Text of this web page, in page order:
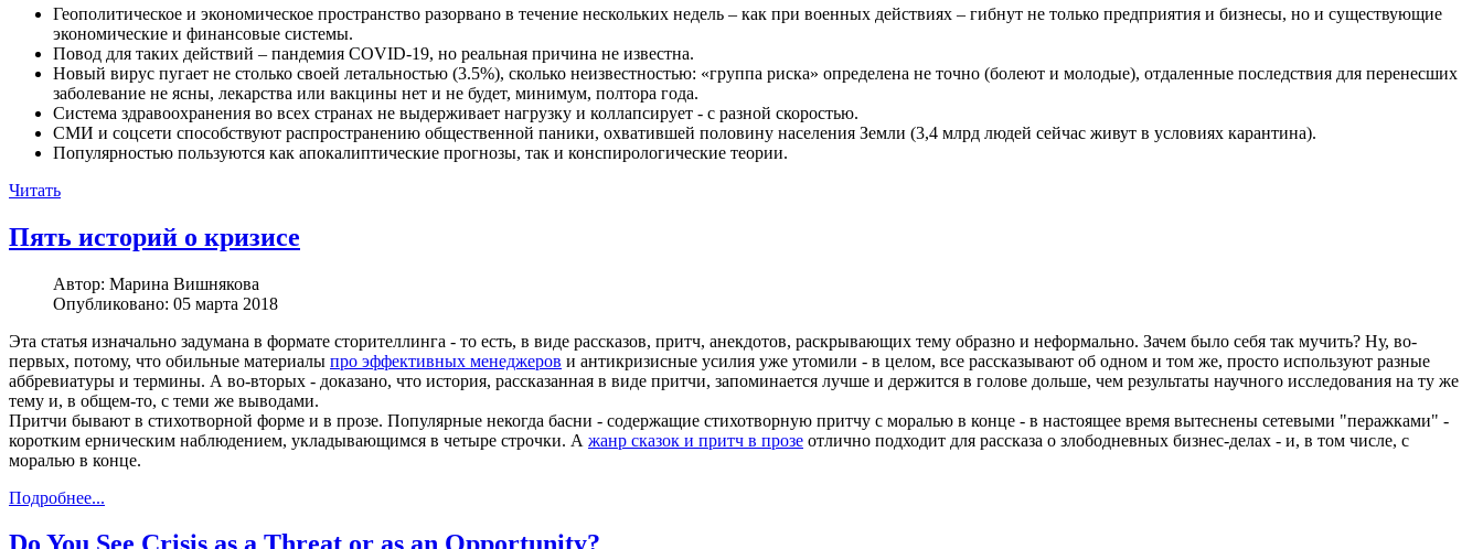
Геополитическое и экономическое пространство разорвано в течение нескольких недель – как при военных действиях – гибнут не только предприятия и бизнесы, но и существующие
экономические и финансовые системы.
Повод для таких действий – пандемия COVID-19, но реальная причина не известна.
Новый вирус пугает не столько своей летальностью (3.5%), сколько неизвестностью: «группа риска» определена не точно (болеют и молодые), отдаленные последствия для перенесших
заболевание не ясны, лекарства или вакцины нет и не будет, минимум, полтора года.
Система здравоохранения во всех странах не выдерживает нагрузку и коллапсирует - с разной скоростью.
СМИ и соцсети способствуют распространению общественной паники, охватившей половину населения Земли (3,4 млрд людей сейчас живут в условиях карантина).
Популярностью пользуются как апокалиптические прогнозы, так и конспирологические теории.
Читать
Пять историй о кризисе
Автор: Марина Вишнякова
Опубликовано: 05 марта 2018
Эта статья изначально задумана в формате сторителлинга - то есть, в виде рассказов, притч, анекдотов, раскрывающих тему образно и неформально. Зачем было себя так мучить? Ну, во-
первых, потому, что обильные материалы про эффективных менеджеров и антикризисные усилия уже утомили - в целом, все рассказывают об одном и том же, просто используют разные
аббревиатуры и термины. А во-вторых - доказано, что история, рассказанная в виде притчи, запоминается лучше и держится в голове дольше, чем результаты научного исследования на ту же
тему и, в общем-то, с теми же выводами.
Притчи бывают в стихотворной форме и в прозе. Популярные некогда басни - содержащие стихотворную притчу с моралью в конце - в настоящее время вытеснены сетевыми "перажками" -
коротким ерническим наблюдением, укладывающимся в четыре строчки. А жанр сказок и притч в прозе отлично подходит для рассказа о злободневных бизнес-делах - и, в том числе, с
моралью в конце.
Подробнее...